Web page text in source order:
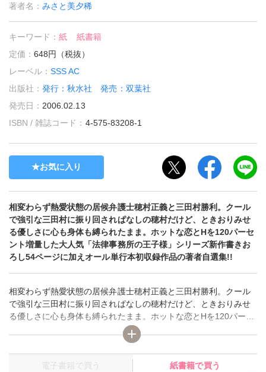
著者名：みさと美夕稀
キーワード：紙
紙書籍
定価：648円（税抜）
レーベル：SSS AC
出版社：発行：秋水社 発売：双葉社
発売日： 2006.02.13
ISBN / 雑誌コード： 4-575-83208-1
お気に入り
相変わらず熱愛状態の居候弁護士穂村正義と三田村勝利。クール
で強引な三田村に振り回されぱなしの穂村だけど、ときおりみせ
る優しさに心も身体も縛られたまま。ホットな恋とHを120パーセ
ント増量した大人気「法律事務所の王子様」シリーズ新作書きお
ろし54ページに加えオール単行本初収録作品の著者自選集!!
相変わらず熱愛状態の居候弁護士穂村正義と三田村勝利。クール
で強引な三田村に振り回されぱなしの穂村だけど、ときおりみせ
る優しさに心も身体も縛られたまま。ホットな恋とHを120パーセ
ント増量した大人気「法律事務所の王子様」シリーズ新作書きお
ろし54ページに加えオール単行本初収録作品の著者自選集!!
電子書籍で買う 紙書籍で買う